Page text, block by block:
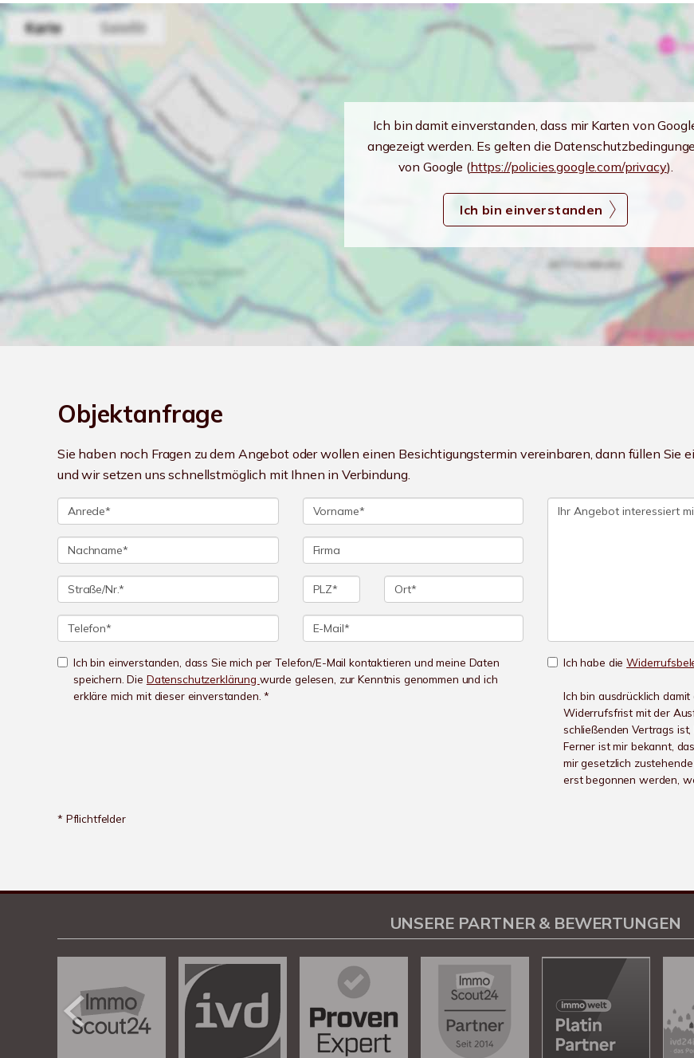
Ich bin damit einverstanden, dass mir Karten von
angezeigt werden. Es gelten die
von Google (https://policies.google.com/privacy).
Ich bin einverstanden
Objektanfrage
Sie haben noch Fragen zu dem Angebot oder wollen einen Besichtigungstermin vereinbaren, dann füllen Sie
und wir setzen uns schnellstmöglich mit Ihnen in Verbindung.
Ich bin einverstanden, dass Sie mich per Telefon/E-Mail kontaktieren und meine Daten
speichern. Die Datenschutzerklärung wurde gelesen, zur Kenntnis genommen und ich
erkläre mich mit dieser einverstanden. *
Ich habe die
Ich bin ausdrücklich
Widerrufsfrist mit der
schließenden Vertrags ist,
Ferner ist mir bekannt,
mir gesetzlich
erst begonnen werden,
* Pflichtfelder
UNSERE PARTNER & BEWERTUNGEN